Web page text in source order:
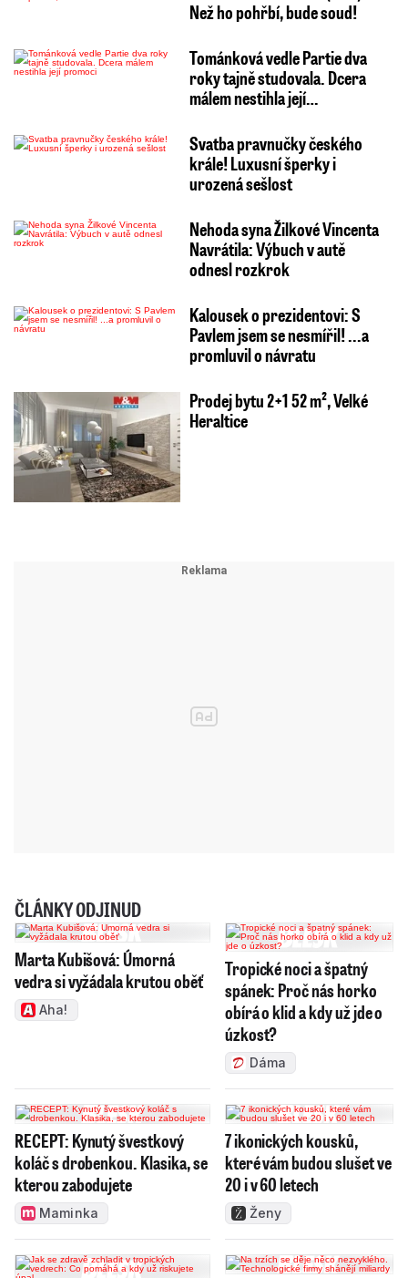
Než ho pohřbí, bude soud!
Tománková vedle Partie dva
roky tajně studovala. Dcera
málem nestihla její…
Svatba pravnučky českého
krále! Luxusní šperky i
urozená sešlost
Nehoda syna Žilkové Vincenta
Navrátila: Výbuch v autě
odnesl rozkrok
Kalousek o prezidentovi: S
Pavlem jsem se nesmířil! ...a
promluvil o návratu
Prodej bytu 2+1 52 m², Velké
Heraltice
ČLÁNKY ODJINUD
Marta Kubišová: Úmorná
vedra si vyžádala krutou oběť
Aha!
Tropické noci a špatný
spánek: Proč nás horko
obírá o klid a kdy už jde o
úzkost?
Dáma
RECEPT: Kynutý švestkový
koláč s drobenkou. Klasika, se
kterou zabodujete
Maminka
7 ikonických kousků,
které vám budou slušet ve
20 i v 60 letech
Ženy